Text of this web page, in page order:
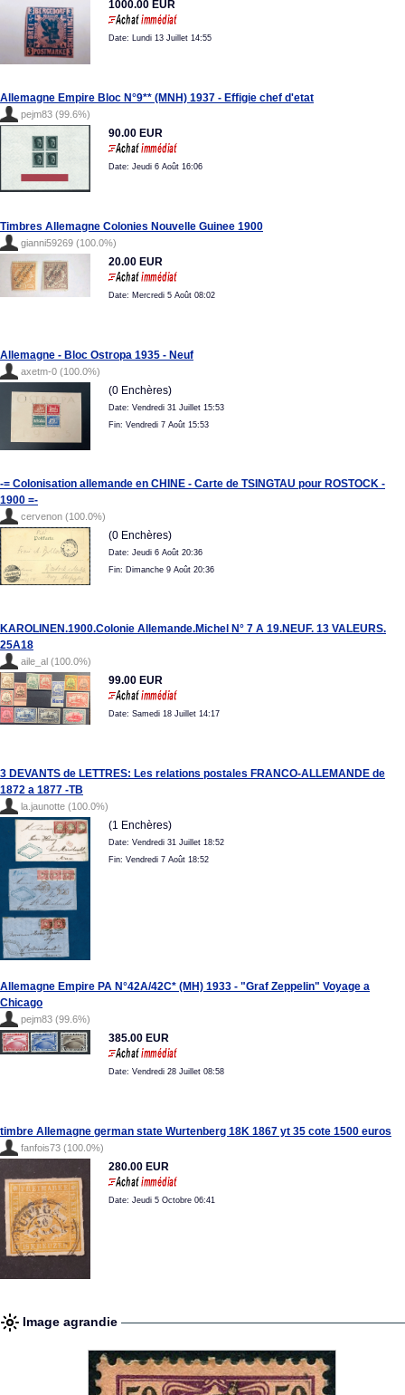
1000.00 EUR
Date: Lundi 13 Juillet 14:55
Allemagne Empire Bloc N°9** (MNH) 1937 - Effigie chef d'etat
pejm83 (99.6%)
90.00 EUR
Date: Jeudi 6 Août 16:06
Timbres Allemagne Colonies Nouvelle Guinee 1900
gianni59269 (100.0%)
20.00 EUR
Date: Mercredi 5 Août 08:02
Allemagne - Bloc Ostropa 1935 - Neuf
axetm-0 (100.0%)
(0 Enchères)
Date: Vendredi 31 Juillet 15:53
Fin: Vendredi 7 Août 15:53
-= Colonisation allemande en CHINE - Carte de TSINGTAU pour ROSTOCK -
1900 =-
cervenon (100.0%)
(0 Enchères)
Date: Jeudi 6 Août 20:36
Fin: Dimanche 9 Août 20:36
KAROLINEN.1900.Colonie Allemande.Michel N° 7 A 19.NEUF. 13 VALEURS.
25A18
aile_al (100.0%)
99.00 EUR
Date: Samedi 18 Juillet 14:17
3 DEVANTS de LETTRES: Les relations postales FRANCO-ALLEMANDE de
1872 a 1877 -TB
la.jaunotte (100.0%)
(1 Enchères)
Date: Vendredi 31 Juillet 18:52
Fin: Vendredi 7 Août 18:52
Allemagne Empire PA N°42A/42C* (MH) 1933 - "Graf Zeppelin" Voyage a
Chicago
pejm83 (99.6%)
385.00 EUR
Date: Vendredi 28 Juillet 08:58
timbre Allemagne german state Wurtenberg 18K 1867 yt 35 cote 1500 euros
fanfois73 (100.0%)
280.00 EUR
Date: Jeudi 5 Octobre 06:41
Image agrandie